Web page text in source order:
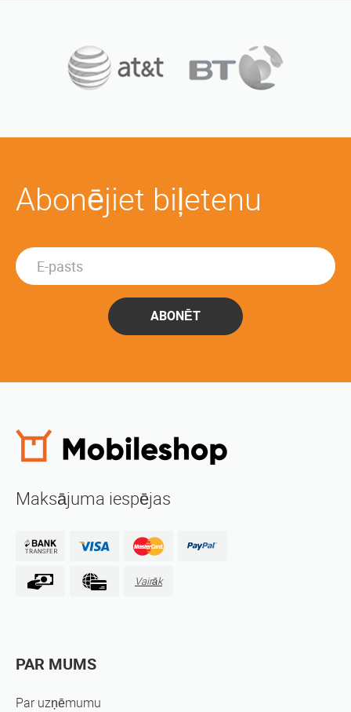
Abonējiet biļetenu
ABONĒT
Maksājuma iespējas
Vairāk
PAR MUMS
Par uzņēmumu